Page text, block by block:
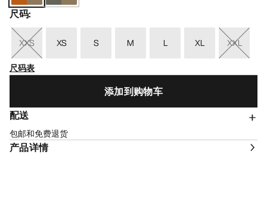
尺码:
XXS XS S M L XL
XXL
尺码表
添加到购物车
配送
包邮和免费退货
产品详情